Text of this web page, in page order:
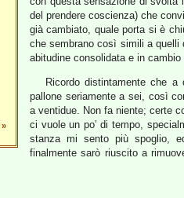
»
del prendere coscienza) che
già cambiato, quale porta si è
che sembrano così simili a quelli
abitudine consolidata e in
Ricordo distintamente che
pallone seriamente a sei, così
a ventidue. Non fa niente; certe
ci vuole un po’ di tempo,
stanza mi sento più spoglio,
finalmente sarò riuscito a